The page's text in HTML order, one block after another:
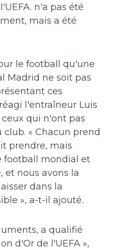
n'a pas été
mais a été
le football qu'une
Madrid ne soit pas
ces
l'entraîneur Luis
qui n'ont pas
« Chacun prend
prendre, mais
football mondial et
et nous avons la
dans la
», a-t-il ajouté.
a qualifié
d'Or de l'UEFA »,